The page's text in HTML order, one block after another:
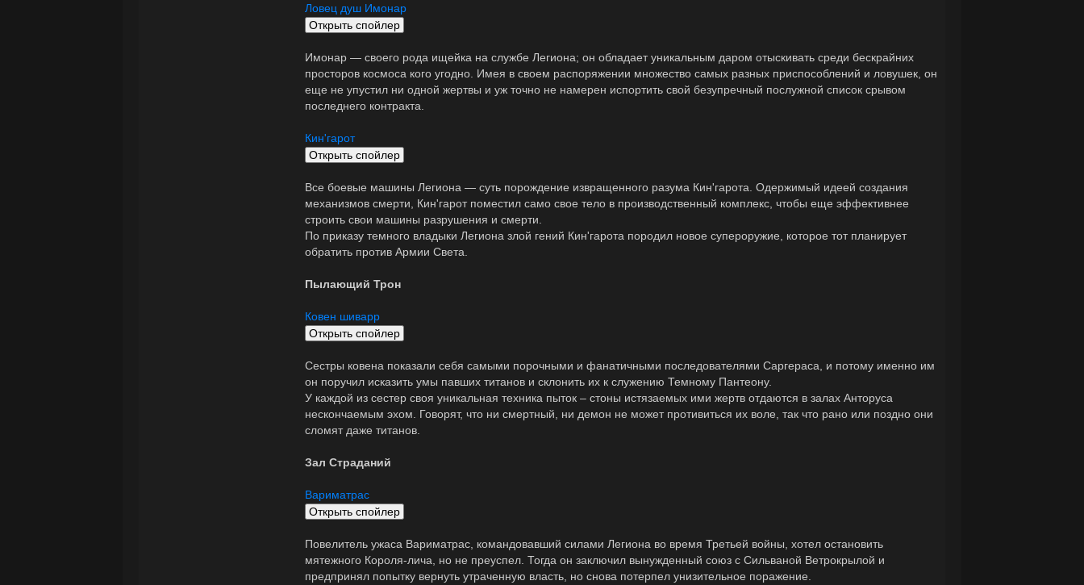
Ловец душ Имонар
Имонар — своего рода ищейка на службе Легиона; он обладает уникальным даром отыскивать среди бескрайних
просторов космоса кого угодно. Имея в своем распоряжении множество самых разных приспособлений и ловушек, он
еще не упустил ни одной жертвы и уж точно не намерен испортить свой безупречный послужной список срывом
последнего контракта.
Кин'гарот
Все боевые машины Легиона — суть порождение извращенного разума Кин'гарота. Одержимый идеей создания
механизмов смерти, Кин'гарот поместил само свое тело в производственный комплекс, чтобы еще эффективнее
строить свои машины разрушения и смерти.
По приказу темного владыки Легиона злой гений Кин'гарота породил новое супероружие, которое тот планирует
обратить против Армии Света.
Пылающий Трон
Ковен шиварр
Сестры ковена показали себя самыми порочными и фанатичными последователями Саргераса, и потому именно им
он поручил исказить умы павших титанов и склонить их к служению Темному Пантеону.
У каждой из сестер своя уникальная техника пыток – стоны истязаемых ими жертв отдаются в залах Анторуса
нескончаемым эхом. Говорят, что ни смертный, ни демон не может противиться их воле, так что рано или поздно они
сломят даже титанов.
Зал Страданий
Вариматрас
Повелитель ужаса Вариматрас, командовавший силами Легиона во время Третьей войны, хотел остановить
мятежного Короля-лича, но не преуспел. Тогда он заключил вынужденный союз с Сильваной Ветрокрылой и
предпринял попытку вернуть утраченную власть, но снова потерпел унизительное поражение.